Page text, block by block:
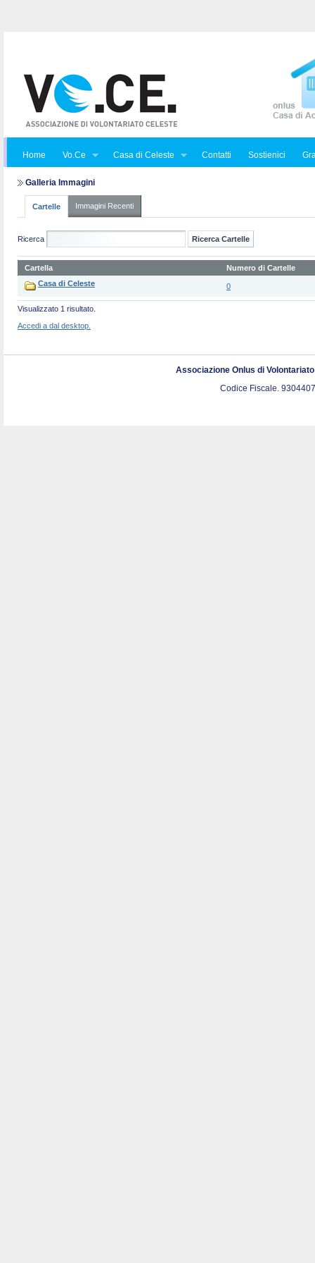
Home Vo.Ce Casa di Celeste Contatti Sostienici
Galleria Immagini
Cartelle Immagini Recenti
Ricerca
Cartella
Numero di Cartelle
Casa di Celeste
0
Visualizzato 1 risultato.
Accedi a dal desktop.
Associazione Onlus di
Codice Fiscale.